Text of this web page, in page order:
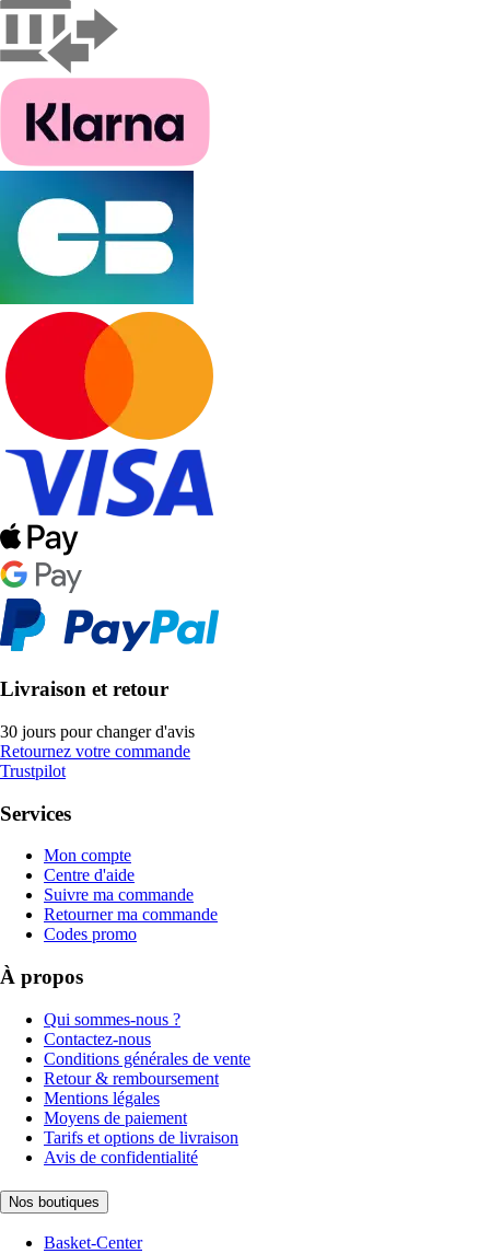
Livraison et retour
30 jours pour changer d'avis
Retournez votre commande
Trustpilot
Services
Mon compte
Centre d'aide
Suivre ma commande
Retourner ma commande
Codes promo
À propos
Qui sommes-nous ?
Contactez-nous
Conditions générales de vente
Retour & remboursement
Mentions légales
Moyens de paiement
Tarifs et options de livraison
Avis de confidentialité
Nos boutiques
Basket-Center